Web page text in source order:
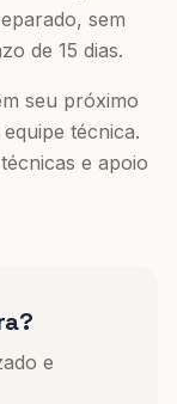
sem
de 15 dias.
seu próximo
técnica.
e apoio
e